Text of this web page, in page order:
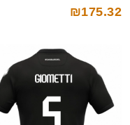
קצרה
₪175.32